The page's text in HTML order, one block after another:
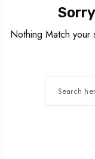
Nothing Match your